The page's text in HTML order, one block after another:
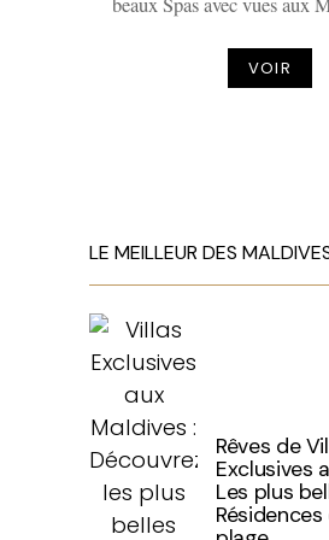
VOIR
LE MEILLEUR DES
Rêves de
Exclusives
Les plus